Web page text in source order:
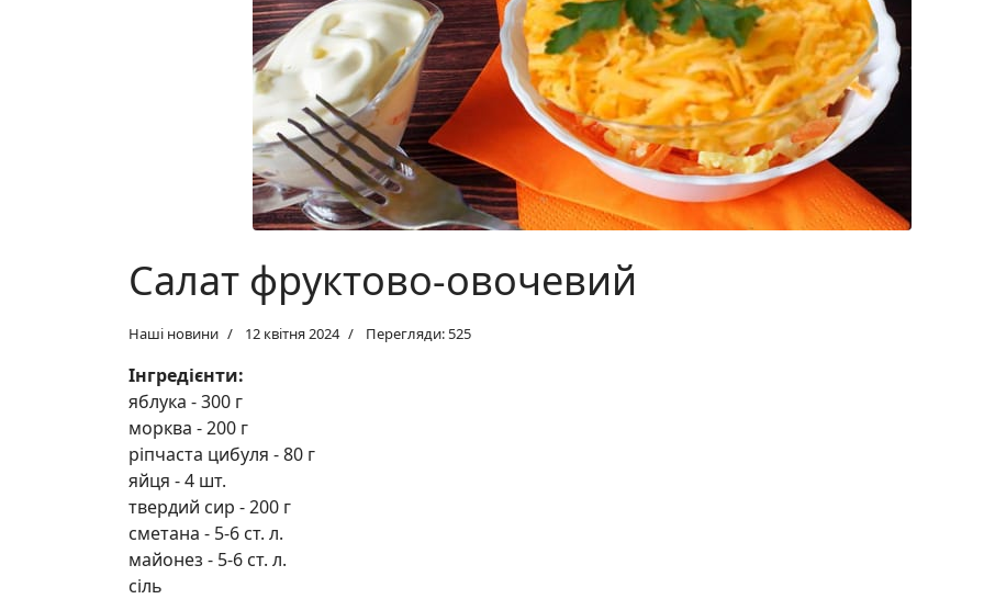
Салат фруктово-овочевий
Наші новини 12 квітня 2024 Перегляди: 525
Інгредієнти:
яблука -300 г
морква -200 г
ріпчаста цибуля -80 г
яйця -4 шт.
твердий сир -200 г
сметана - 5-6 ст. л.
майонез - 5-6 ст. л.
сіль